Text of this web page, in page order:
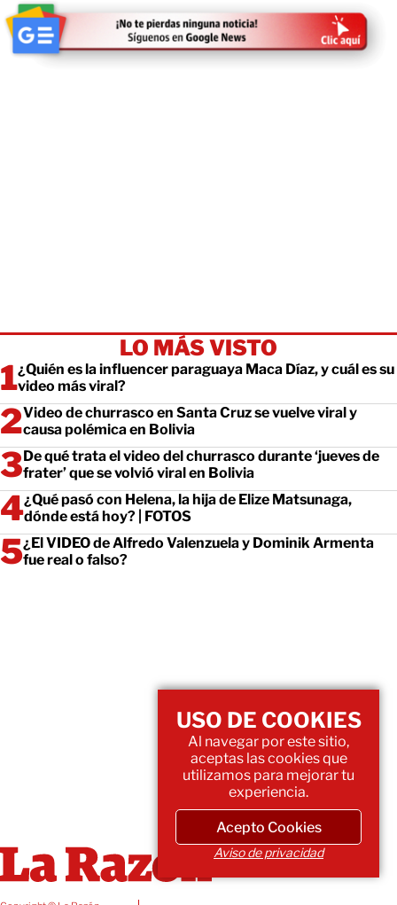
LO MÁS VISTO
¿Quién es la influencer paraguaya Maca Díaz, y cuál es su
video más viral?
Video de churrasco en Santa Cruz se vuelve viral y
causa polémica en Bolivia
De qué trata el video del churrasco durante ‘jueves de
frater’ que se volvió viral en Bolivia
¿Qué pasó con Helena, la hija de Elize Matsunaga,
dónde está hoy? | FOTOS
¿El VIDEO de Alfredo Valenzuela y Dominik Armenta
fue real o falso?
USO DE COOKIES
Al navegar por este sitio,
aceptas las cookies que
utilizamos para mejorar tu
experiencia.
Acepto Cookies
Aviso de privacidad